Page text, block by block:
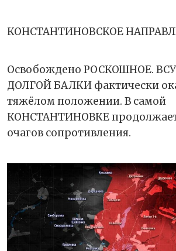
КОНСТАНТИНОВСКОЕ
Освобождено РОСКОШНОЕ. ВСУ
ДОЛГОЙ БАЛКИ фактически
тяжёлом положении. В самой
КОНСТАНТИНОВКЕ
очагов сопротивления.